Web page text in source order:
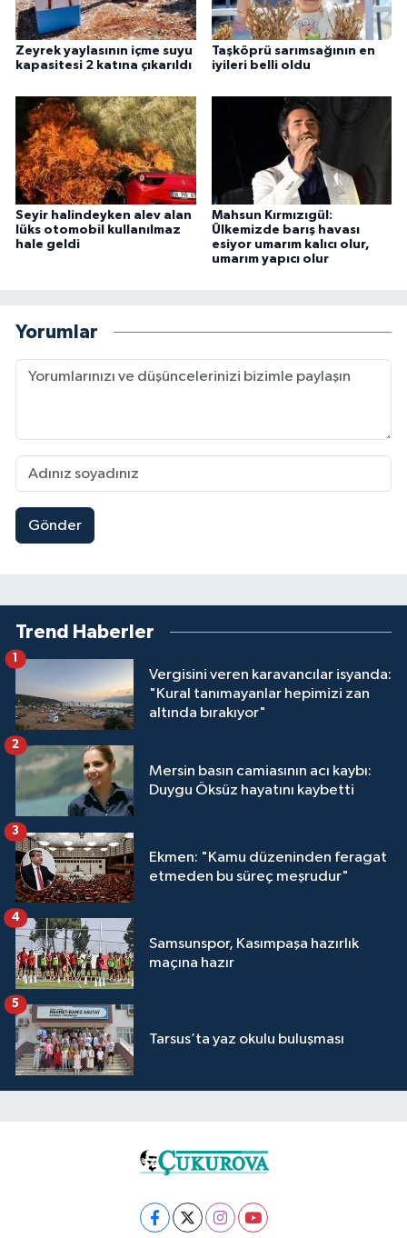
Zeyrek yaylasının içme suyu
kapasitesi 2 katına çıkarıldı
Taşköprü sarımsağının en
iyileri belli oldu
Seyir halindeyken alev alan
lüks otomobil kullanılmaz
hale geldi
Mahsun Kırmızıgül:
Ülkemizde barış havası
esiyor umarım kalıcı olur,
umarım yapıcı olur
Yorumlar
Gönder
Trend Haberler
Vergisini veren karavancılar isyanda:
"Kural tanımayanlar hepimizi zan
altında bırakıyor"
1
Mersin basın camiasının acı kaybı:
Duygu Öksüz hayatını kaybetti
2
Ekmen: "Kamu düzeninden feragat
etmeden bu süreç meşrudur"
3
Samsunspor, Kasımpaşa hazırlık
maçına hazır
4
Tarsus’ta yaz okulu buluşması
5